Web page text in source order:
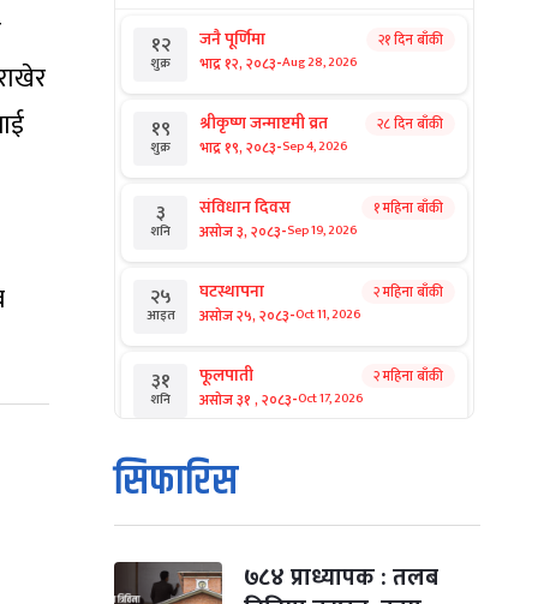
१२
शुक्र
जनै पूर्णिमा
भाद्र १२, २०८३-Aug 28, 2026
२१ दिन बाँकी
१९
शुक्र
श्रीकृष्ण जन्माष्टमी व्रत
भाद्र १९, २०८३-Sep 4, 2026
२८ दिन बाँकी
३
शनि
संविधान दिवस
असोज ३, २०८३-Sep 19, 2026
१ महिना बाँकी
२५
आइत
घटस्थापना
असोज २५, २०८३-Oct 11, 2026
२ महिना बाँकी
३१
शनि
फूलपाती
असोज ३१ , २०८३-Oct 17, 2026
२ महिना बाँकी
१
आइत
कार्तिक सङ्क्रान्ति
कार्तिक १, २०८३
मंगल कार्तिक ३, २०८३ -Oct 20, 2026
सिफारिस
७८४ प्राध्यापक : तलब